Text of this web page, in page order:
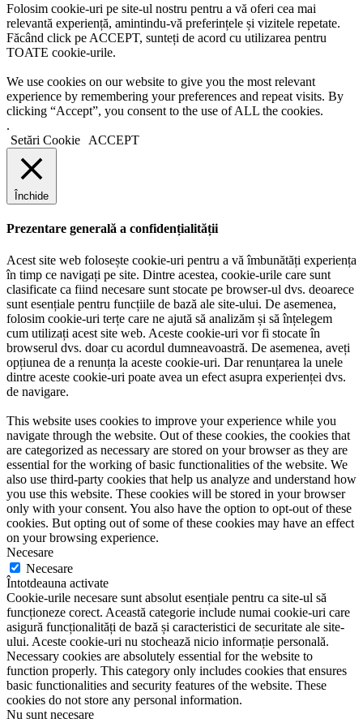
Folosim cookie-uri pe site-ul nostru pentru a vă oferi cea mai
relevantă experiență, amintindu-vă preferințele și vizitele repetate.
Făcând click pe ACCEPT, sunteți de acord cu utilizarea pentru
TOATE cookie-urile.
We use cookies on our website to give you the most relevant
experience by remembering your preferences and repeat visits. By
clicking “Accept”, you consent to the use of ALL the cookies.
.
Setări Cookie
ACCEPT
Închide
Prezentare generală a confidențialității
Acest site web folosește cookie-uri pentru a vă îmbunătăți experiența
în timp ce navigați pe site. Dintre acestea, cookie-urile care sunt
clasificate ca fiind necesare sunt stocate pe browser-ul dvs. deoarece
sunt esențiale pentru funcțiile de bază ale site-ului. De asemenea,
folosim cookie-uri terțe care ne ajută să analizăm și să înțelegem
cum utilizați acest site web. Aceste cookie-uri vor fi stocate în
browserul dvs. doar cu acordul dumneavoastră. De asemenea, aveți
opțiunea de a renunța la aceste cookie-uri. Dar renunțarea la unele
dintre aceste cookie-uri poate avea un efect asupra experienței dvs.
de navigare.
This website uses cookies to improve your experience while you
navigate through the website. Out of these cookies, the cookies that
are categorized as necessary are stored on your browser as they are
essential for the working of basic functionalities of the website. We
also use third-party cookies that help us analyze and understand how
you use this website. These cookies will be stored in your browser
only with your consent. You also have the option to opt-out of these
cookies. But opting out of some of these cookies may have an effect
on your browsing experience.
Necesare
Necesare
Întotdeauna activate
Cookie-urile necesare sunt absolut esențiale pentru ca site-ul să
funcționeze corect. Această categorie include numai cookie-uri care
asigură funcționalități de bază și caracteristici de securitate ale site-
ului. Aceste cookie-uri nu stochează nicio informație personală.
Necessary cookies are absolutely essential for the website to
function properly. This category only includes cookies that ensures
basic functionalities and security features of the website. These
cookies do not store any personal information.
Nu sunt necesare